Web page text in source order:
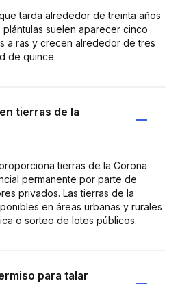
tarda alrededor de treinta años
suelen aparecer cinco
a ras y crecen alrededor de tres
de quince.
tierras de la
tierras de la Corona
permanente por parte de
privados. Las tierras de la
en áreas urbanas y rurales
o sorteo de lotes públicos.
para talar